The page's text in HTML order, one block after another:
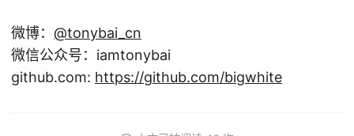
微博： @tonybai_cn
微信公众号：iamtonybai
github.com: https://github.com/bigwhite